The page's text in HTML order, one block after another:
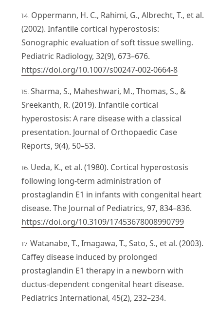
Oppermann, H. C., Rahimi, G., Albrecht, T., et al.
(2002). Infantile cortical hyperostosis:
Sonographic evaluation of soft tissue swelling.
Pediatric Radiology, 32(9), 673–676.
https://doi.org/10.1007/s00247-002-0664-8
Sharma, S., Maheshwari, M., Thomas, S., &
Sreekanth, R. (2019). Infantile cortical
hyperostosis: A rare disease with a classical
presentation. Journal of Orthopaedic Case
Reports, 9(4), 50–53.
Ueda, K., et al. (1980). Cortical hyperostosis
following long-term administration of
prostaglandin E1 in infants with congenital heart
disease. The Journal of Pediatrics, 97, 834–836.
https://doi.org/10.3109/17453678008990799
Watanabe, T., Imagawa, T., Sato, S., et al. (2003).
Caffey disease induced by prolonged
prostaglandin E1 therapy in a newborn with
ductus-dependent congenital heart disease.
Pediatrics International, 45(2), 232–234.